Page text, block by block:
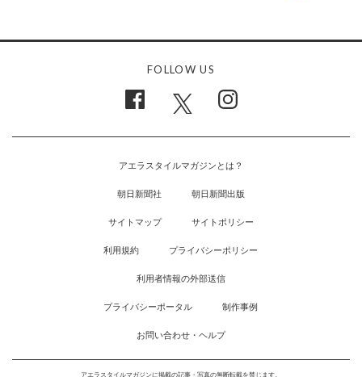
FOLLOW US
アエラスタイルマガジンとは？
朝日新聞社 朝日新聞出版
サイトマップ サイトポリシー
利用規約 プライバシーポリシー
利用者情報の外部送信
プライバシーポータル 制作事例
お問い合わせ・ヘルプ
アエラスタイルマガジンに掲載の記事・写真の無断転載を禁じます。